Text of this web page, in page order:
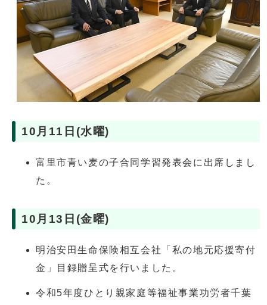
10月11日(水曜)
富里市青い麦の子合同学習発表会に出席しまし
た。
10月13日(金曜)
明治安田生命保険相互会社「私の地元応援寄付
金」目録贈呈式を行いました。
令和5年度ひとり親家庭等福祉事業功労者千葉